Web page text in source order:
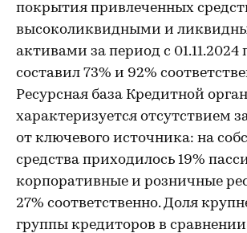
покрытия привлеченных
высоколиквидными и
активами за период с 01.11.2024
составил 73% и 92%
Ресурсная база Кредитной
характеризуется отсутствием
от ключевого источника: на
средства приходилось 19%
корпоративные и розничные
27% соответственно. Доля
группы кредиторов в